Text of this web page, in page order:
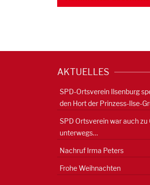
AKTUELLES
SPD-Ortsverein Ilsenburg
den Hort der Prinzess-Ilse-
SPD Ortsverein war auch
unterwegs…
Nachruf Irma Peters
Frohe Weihnachten